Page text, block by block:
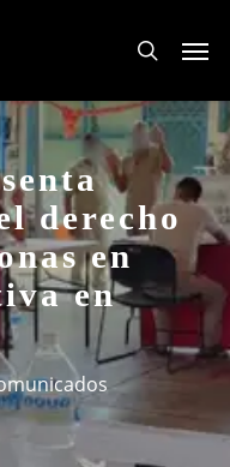
search
derecho
en
en